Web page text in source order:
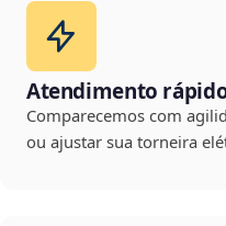
Atendimento
Comparecemos com
ou ajustar sua torneira